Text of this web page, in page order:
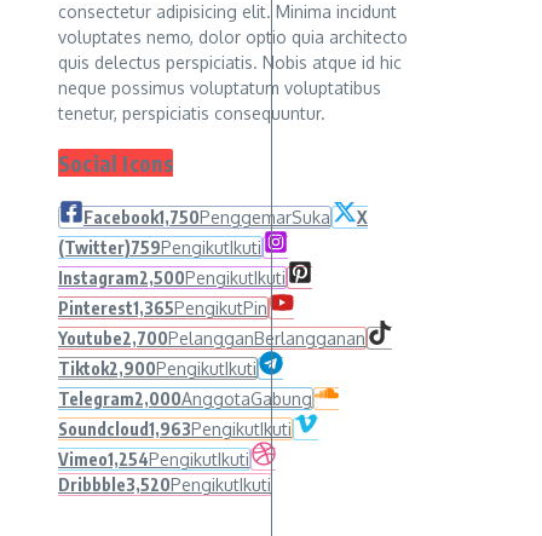
consectetur adipisicing elit. Minima incidunt
voluptates nemo, dolor optio quia architecto
quis delectus perspiciatis. Nobis atque id hic
neque possimus voluptatum voluptatibus
tenetur, perspiciatis consequuntur.
Social Icons
Facebook1,750PenggemarSuka
X
(Twitter)759PengikutIkuti
Instagram2,500PengikutIkuti
Pinterest1,365PengikutPin
Youtube2,700PelangganBerlangganan
Tiktok2,900PengikutIkuti
Telegram2,000AnggotaGabung
Soundcloud1,963PengikutIkuti
Vimeo1,254PengikutIkuti
Dribbble3,520PengikutIkuti